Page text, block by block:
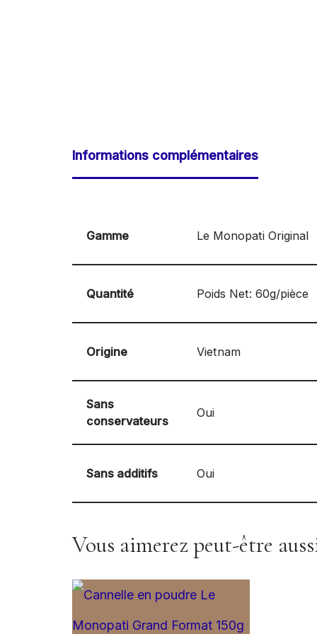
Informations complémentaires
Gamme Le Monopati Original
Quantité Poids Net: 60g/pièce
Origine Vietnam
Sans
conservateurs
Oui
Sans additifs Oui
Vous aimerez peut-être